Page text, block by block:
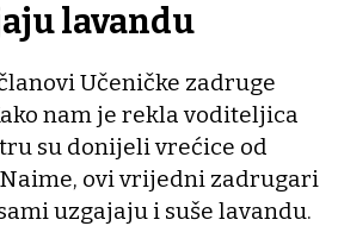
lavandu
Učeničke zadruge
nam je rekla voditeljica
su donijeli vrećice od
ovi vrijedni zadrugari
uzgajaju i suše lavandu.